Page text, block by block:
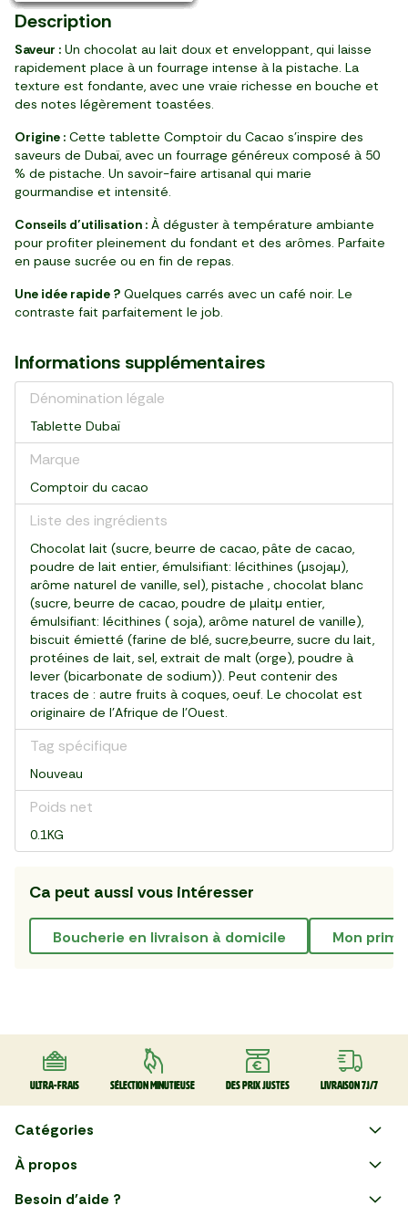
Description
Saveur : Un chocolat au lait doux et enveloppant, qui laisse
rapidement place à un fourrage intense à la pistache. La
texture est fondante, avec une vraie richesse en bouche et
des notes légèrement toastées.
Origine : Cette tablette Comptoir du Cacao s’inspire des
saveurs de Dubaï, avec un fourrage généreux composé à 50
% de pistache. Un savoir-faire artisanal qui marie
gourmandise et intensité.
Conseils d’utilisation : À déguster à température ambiante
pour profiter pleinement du fondant et des arômes. Parfaite
en pause sucrée ou en fin de repas.
Une idée rapide ? Quelques carrés avec un café noir. Le
contraste fait parfaitement le job.
Informations supplémentaires
Dénomination légale
Tablette Dubaï
Marque
Comptoir du cacao
Liste des ingrédients
Chocolat lait (sucre, beurre de cacao, pâte de cacao,
poudre de lait entier, émulsifiant: lécithines (µsojaµ),
arôme naturel de vanille, sel), pistache , chocolat blanc
(sucre, beurre de cacao, poudre de µlaitµ entier,
émulsifiant: lécithines ( soja), arôme naturel de vanille),
biscuit émietté (farine de blé, sucre,beurre, sucre du lait,
protéines de lait, sel, extrait de malt (orge), poudre à
lever (bicarbonate de sodium)). Peut contenir des
traces de : autre fruits à coques, oeuf. Le chocolat est
originaire de l'Afrique de l'Ouest.
Tag spécifique
Nouveau
Poids net
0.1KG
Ca peut aussi vous intéresser
boucherie en livraison à domicile mon
Ultra-frais Sélection minutieuse Des prix justes Livraison 7J/7
Catégories
Faire ses courses en ligne
À propos
Besoin d'aide ?